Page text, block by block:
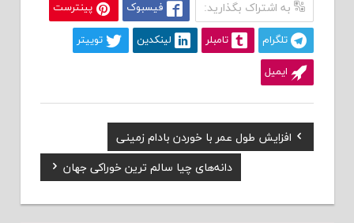
به اشتراک بگذارید: فیسبوک پینترست
تلگرام تامبلر لینکدین توییتر
ایمیل
راهبری
Previous
Post:
افزایش طول عمر با خوردن بادام زمینی
Next
Post:
دانه‌ها‌ی چیا سالم ترین خوراکی جهان